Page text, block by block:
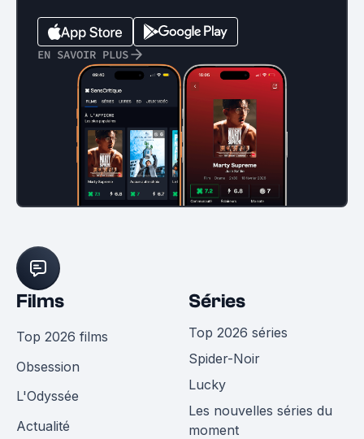
EN SAVOIR PLUS
Films
Top 2026 films
Obsession
L'Odyssée
Actualité
Séries
Top 2026 séries
Spider-Noir
Lucky
Les nouvelles séries du
moment